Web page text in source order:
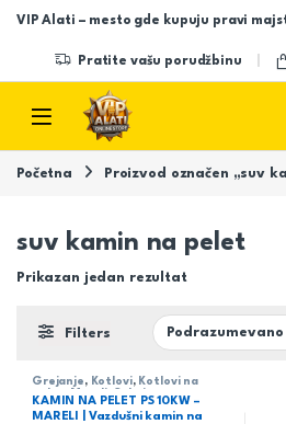
Skip to navigation
Skip to content
VIP Alati – mesto gde kupuju pravi
Pratite vašu porudžbinu
Open
Početna Proizvod označen „suv
suv kamin na pelet
Prikazan jedan rezultat
Filters
Grejanje , Kotlovi, Kotlovi na
pelet, Mareli ,Sobni
KAMIN NA PELET PS 10KW –
MARELI | Vazdušni kamin na